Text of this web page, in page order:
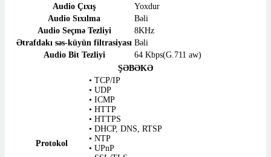
Audio Çıxış
Yoxdur
Audio Sıxılma
Bəli
Audio Seçmə Tezliyi
8KHz
Ətrafdakı səs-küyün filtrasiyası Bəli
Audio Bit Tezliyi
64 Kbps(G.711 aw)
ŞƏBƏKƏ
Protokol
• TCP/IP
• UDP
• ICMP
• HTTP
• HTTPS
• DHCP, DNS, RTSP
• NTP
• UPnP